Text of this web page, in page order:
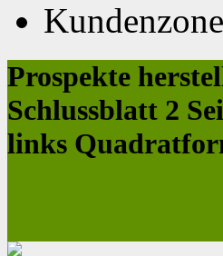
Kundenzone
Prospekte
Schlussblatt 2
links